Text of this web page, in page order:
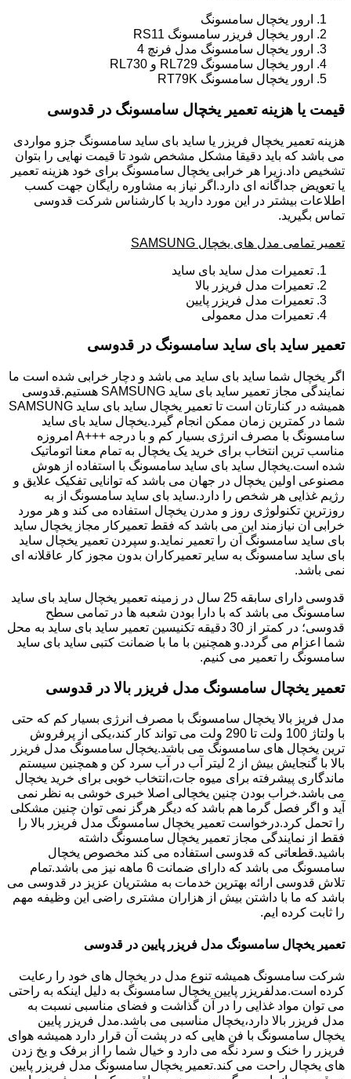
ارور یخچال سامسونگ
ارور یخچال فریزر سامسونگ RS11
ارور یخچال سامسونگ مدل فرنچ 4
ارور یخچال سامسونگ RL729 و RL730
ارور یخچال سامسونگ RT79K
قیمت یا هزینه تعمیر یخچال سامسونگ در قدوسی
هزینه تعمیر یخچال فریزر یا ساید بای ساید سامسونگ جزو مواردی
می باشد که باید دقیقا مشکل مشخص شود تا قیمت نهایی را بتوان
تشخیص داد.زیرا هر خرابی یخچال سامسونگ برای خود هزینه تعمیر
یا تعویض جداگانه ای دارد.اگر نیاز به مشاوره رایگان جهت کسب
اطلاعات بیشتر در این مورد دارید با کارشناس شرکت قدوسی
تماس بگیرید.
تعمیر تمامی مدل های یخچال SAMSUNG
تعمیرات مدل ساید بای ساید
تعمیرات مدل فریزر بالا
تعمیرات مدل فریزر پایین
تعمیرات مدل معمولی
تعمیر ساید بای ساید سامسونگ در قدوسی
اگر یخچال شما ساید بای ساید می باشد و دچار خرابی شده است ما
نمایندگی مجاز تعمیر ساید بای ساید SAMSUNG هستیم.قدوسی
همیشه در کنارتان است تا تعمیر یخچال ساید بای ساید SAMSUNG
شما در کمترین زمان ممکن انجام گیرد.یخچال ساید بای ساید
سامسونگ با مصرف انرژی بسیار کم و با درجه +++A امروزه
مناسب ترین انتخاب برای خرید یک یخچال به تمام معنا اتوماتیک
شده است.یخچال ساید بای ساید سامسونگ با استفاده از هوش
مصنوعی اولین یخچال در جهان می باشد که توانایی تفکیک علایق و
رژیم غذایی هر شخص را دارد.ساید بای ساید سامسونگ از به
روزترین تکنولوژی روز و مدرن یخچال استفاده می کند و هر مورد
خرابی آن نیازمند این می باشد که فقط تعمیرکار مجاز یخچال ساید
بای ساید سامسونگ آن را تعمیر نماید.و سپردن تعمیر یخچال ساید
بای ساید سامسونگ به سایر تعمیرکاران بدون مجوز کار عاقلانه ای
نمی باشد.
قدوسی دارای سابقه 25 سال در زمینه تعمیر یخچال ساید بای ساید
سامسونگ می باشد که با دارا بودن شعبه ها در تمامی سطح
قدوسی؛ در کمتر از 30 دقیقه تکنیسین تعمیر ساید بای ساید به محل
شما اعزام می گردد.و همچنین با ما با ضمانت کتبی ساید بای ساید
سامسونگ را تعمیر می کنیم.
تعمیر یخچال سامسونگ مدل فریزر بالا در قدوسی
مدل فریز بالا یخچال سامسونگ با مصرف انرژی بسیار کم که حتی
با ولتاژ 100 ولت تا 290 ولت می تواند کار کند،یکی از پرفروش
ترین یخچال های سامسونگ می باشد.یخچال سامسونگ مدل فریزر
بالا با گنجایش بیش از 2 لیتر آب در آب سرد کن و همچنین سیستم
ماندگاری پیشرفته برای میوه جات،انتخاب خوبی برای خرید یخچال
می باشد.خراب بودن چنین یخچالی اصلا خبری خوشی به نظر نمی
آید و اگر فصل گرما هم باشد که دیگر هرگز نمی توان چنین مشکلی
را تحمل کرد.درخواست تعمیر یخچال سامسونگ مدل فریزر بالا را
فقط از نمایندگی مجاز تعمیر یخچال سامسونگ داشته
باشید.قطعاتی که قدوسی استفاده می کند مخصوص یخچال
سامسونگ می باشد که دارای ضمانت 6 ماهه نیز می باشد.تمام
تلاش قدوسی ارائه بهترین خدمات به مشتریان عزیز در قدوسی می
باشد که ما با داشتن بیش از هزاران مشتری راضی این وظیفه مهم
را ثابت کرده ایم.
تعمیر یخچال سامسونگ مدل فریزر پایین در قدوسی
شرکت سامسونگ همیشه تنوع مدل در یخچال های خود را رعایت
کرده است.مدلفریزر پایین یخچال سامسونگ به دلیل اینکه به راحتی
می توان مواد غذایی را در آن گذاشت و فضای مناسبی نسبت به
مدل فریزر بالا دارد،یخچال مناسبی می باشد.مدل فریزر پایین
یخچال سامسونگ با فن هایی که در پشت آن قرار دارد همیشه هوای
فریزر را خنک و سرد نگه می دارد و خیال شما را از برفک و یخ زدن
های یخچال راحت می کند.تعمیر یخچال سامسونگ مدل فریزر پایین